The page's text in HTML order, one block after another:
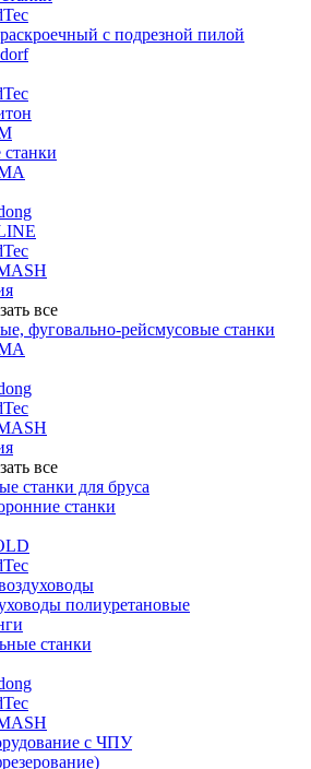
с подрезной пилой
все
фуговально-рейсмусовые станки
все
станки для бруса
станки
полиуретановые
станки
с ЧПУ